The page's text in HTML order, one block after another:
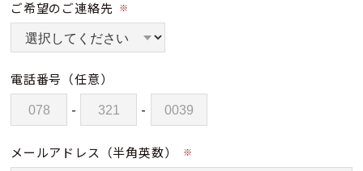
ご希望のご連絡先 ※
電話番号 （任意）
- -
メールアドレス（半角英数） ※